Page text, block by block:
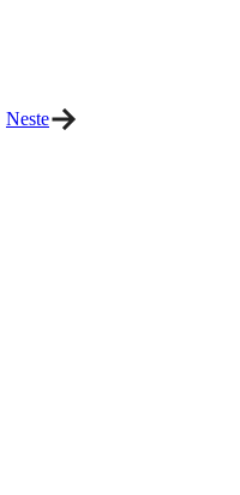
Neste